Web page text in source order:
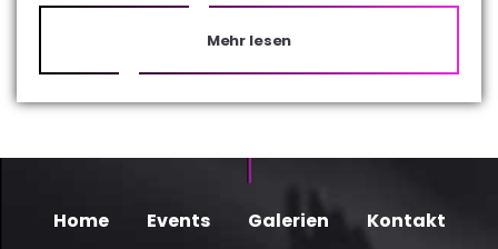
Mehr lesen
Home Events Galerien
Kontakt